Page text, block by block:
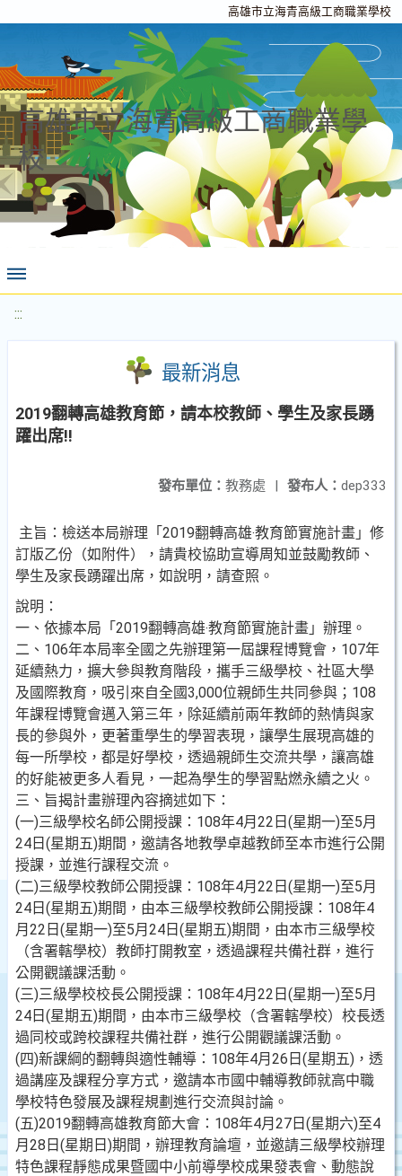
高雄市立海青高級工商職業學校
高雄市立海青高級工商職業學
校
:::
最新消息
2019翻轉高雄教育節，請本校教師、學生及家長踴
躍出席!!
發布人： dep333
發布單位： 教務處 |
主旨：檢送本局辦理「2019翻轉高雄‧教育節實施計畫」修
訂版乙份（如附件），請貴校協助宣導周知並鼓勵教師、
學生及家長踴躍出席，如說明，請查照。
說明：
一、依據本局「2019翻轉高雄‧教育節實施計畫」辦理。
二、106年本局率全國之先辦理第一屆課程博覽會，107年
延續熱力，擴大參與教育階段，攜手三級學校、社區大學
及國際教育，吸引來自全國3,000位親師生共同參與；108
年課程博覽會邁入第三年，除延續前兩年教師的熱情與家
長的參與外，更著重學生的學習表現，讓學生展現高雄的
每一所學校，都是好學校，透過親師生交流共學，讓高雄
的好能被更多人看見，一起為學生的學習點燃永續之火。
三、旨揭計畫辦理內容摘述如下：
(一)三級學校名師公開授課：108年4月22日(星期一)至5月
24日(星期五)期間，邀請各地教學卓越教師至本市進行公開
授課，並進行課程交流。
(二)三級學校教師公開授課：108年4月22日(星期一)至5月
24日(星期五)期間，由本三級學校教師公開授課：108年4
月22日(星期一)至5月24日(星期五)期間，由本市三級學校
（含署轄學校）教師打開教室，透過課程共備社群，進行
公開觀議課活動。
(三)三級學校校長公開授課：108年4月22日(星期一)至5月
24日(星期五)期間，由本市三級學校（含署轄學校）校長透
過同校或跨校課程共備社群，進行公開觀議課活動。
(四)新課綱的翻轉與適性輔導：108年4月26日(星期五)，透
過講座及課程分享方式，邀請本市國中輔導教師就高中職
學校特色發展及課程規劃進行交流與討論。
(五)2019翻轉高雄教育節大會：108年4月27日(星期六)至4
月28日(星期日)期間，辦理教育論壇，並邀請三級學校辦理
特色課程靜態成果暨國中小前導學校成果發表會、動態說